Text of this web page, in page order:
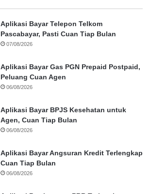
Aplikasi Bayar Telepon Telkom
Pascabayar, Pasti Cuan Tiap Bulan
07/08/2026
Aplikasi Bayar Gas PGN Prepaid Postpaid,
Peluang Cuan Agen
06/08/2026
Aplikasi Bayar BPJS Kesehatan untuk
Agen, Cuan Tiap Bulan
06/08/2026
Aplikasi Bayar Angsuran Kredit Terlengkap
Cuan Tiap Bulan
06/08/2026